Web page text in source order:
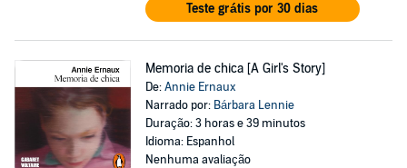
Teste grátis por 30 dias
Memoria de chica [A Girl's Story]
De:Annie Ernaux
Narrado por: Bárbara Lennie
Duração: 3 horas e 39 minutos
Idioma: Espanhol
Nenhuma avaliação